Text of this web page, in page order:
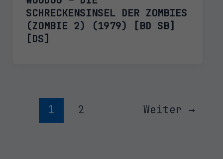
SCHRECKENSINSEL DER ZOMBIES
(ZOMBIE 2) (1979) [BD SB]
[DS]
1 2 Weiter →